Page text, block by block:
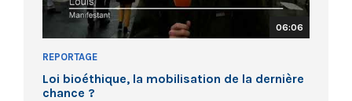
06:06
REPORTAGE
Loi bioéthique, la mobilisation de la dernière
chance ?